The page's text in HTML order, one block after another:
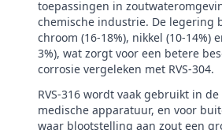
toepassingen in
chemische industrie. De legering
chroom (16-18%), nikkel (10-14%)
3%), wat zorgt voor een betere
corrosie vergeleken met RVS-304.
RVS-316 wordt vaak gebruikt in
medische apparatuur, en voor
waar blootstelling aan zout een